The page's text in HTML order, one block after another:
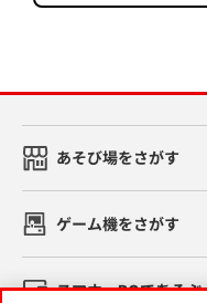
あそび場をさがす
ゲーム機をさがす
スマホ・PCであそぶ